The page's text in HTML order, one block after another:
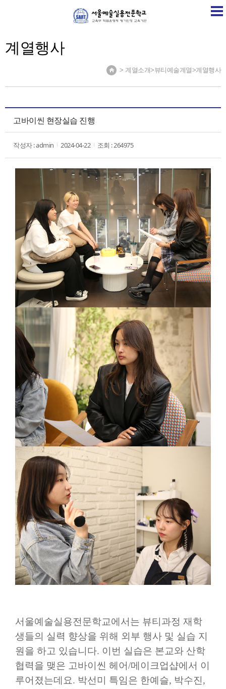
SART 학교소개
계열행사
> 계열소개>뷰티예술계열>계열행사
고바이씬 현장실습 진행
작성자 : admin 2024-04-22 조회 : 264975
서울예술실용전문학교에서는 뷰티과정 재학
생들의 실력 향상을 위해 외부 행사 및 실습 지
원을 하고 있습니다. 이번 실습은 본교와 산학
협력을 맺은 고바이씬 헤어/메이크업샵에서 이
루어졌는데요. 박선미 특임은 한예슬, 박수진,